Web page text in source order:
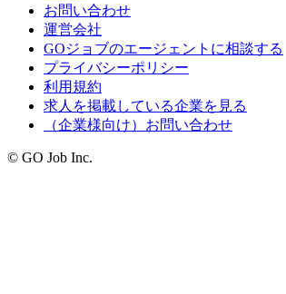
お問い合わせ
運営会社
GOジョブのエージェントに相談する
プライバシーポリシー
利用規約
求人を掲載している企業を見る
（企業様向け）お問い合わせ
© GO Job Inc.